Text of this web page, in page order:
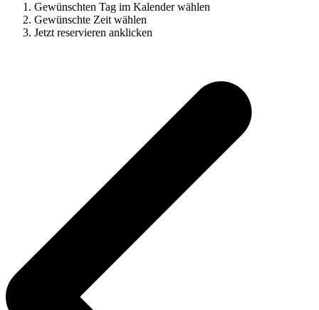
Gewünschten Tag im Kalender wählen
Gewünschte Zeit wählen
Jetzt reservieren anklicken